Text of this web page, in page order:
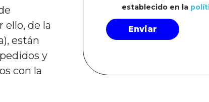
ello, de la
están
y
con la
establecido en la